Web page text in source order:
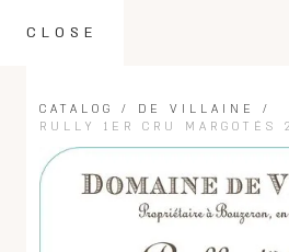
CLOSE
CATALOG / DE VILLAINE
/
RULLY 1ER CRU MARGOTÉS